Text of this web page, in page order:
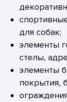
для собак;
элементы
стелы,
элементы
покрытия,